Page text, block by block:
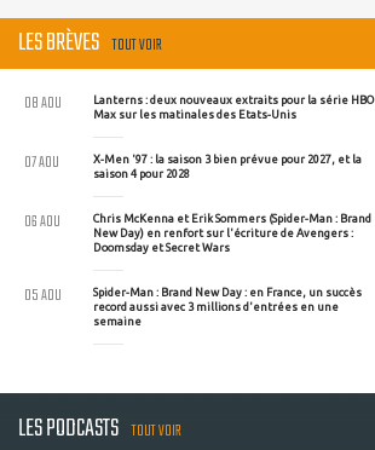
LES BRÈVES TOUT VOIR
Lanterns : deux nouveaux extraits pour la série HBO
Max sur les matinales des Etats-Unis
08 AOU
X-Men '97 : la saison 3 bien prévue pour 2027, et la
saison 4 pour 2028
07 AOU
Chris McKenna et Erik Sommers (Spider-Man : Brand
New Day) en renfort sur l'écriture de Avengers :
Doomsday et Secret Wars
06 AOU
Spider-Man : Brand New Day : en France, un succès
record aussi avec 3 millions d'entrées en une
semaine
05 AOU
LES PODCASTS TOUT VOIR